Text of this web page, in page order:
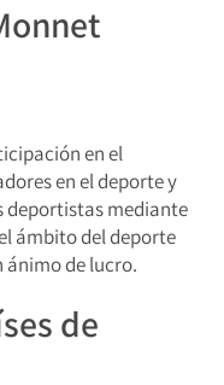
en el
en el deporte y
deportistas mediante
ámbito del deporte
ánimo de lucro.
de